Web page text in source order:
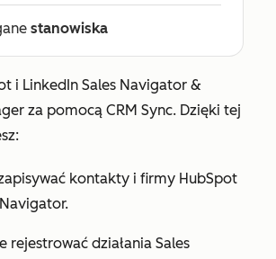
stanowiska
i LinkedIn Sales Navigator &
za pomocą CRM Sync. Dzięki tej
kontakty i firmy HubSpot
rejestrować działania Sales